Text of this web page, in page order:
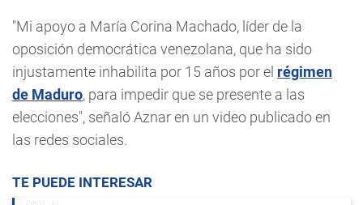
"Mi apoyo a María Corina Machado, líder de la
oposición democrática venezolana, que ha sido
injustamente inhabilita por 15 años por el régimen
de Maduro, para impedir que se presente a las
elecciones", señaló Aznar en un video publicado en
las redes sociales.
TE PUEDE INTERESAR